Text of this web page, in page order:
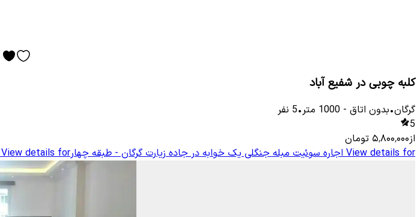
کلبه چوبی در شفیع آباد
گرگان•بدون اتاق -
1000 متر•
5 نفر
5
از۵٬۸۰۰٬۰۰۰ تومان
View details for اجاره سوئیت مبله جنگلی یک خوابه در جاده زیارت گرگان - طبقه چهارView details for